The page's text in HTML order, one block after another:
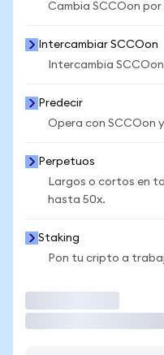
Cambia SCCOon
Intercambiar SCCOon
Intercambia
Predecir
Opera con SCCOon
Perpetuos
Largos o cortos en
hasta 50x.
Staking
Pon tu cripto a